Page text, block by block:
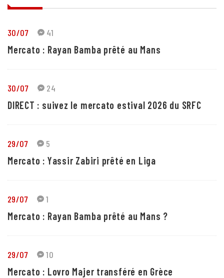
30/07 41
Mercato : Rayan Bamba prêté au Mans
30/07 24
DIRECT : suivez le mercato estival 2026 du SRFC
29/07 5
Mercato : Yassir Zabiri prêté en Liga
29/07 1
Mercato : Rayan Bamba prêté au Mans ?
29/07 10
Mercato : Lovro Majer transféré en Grèce